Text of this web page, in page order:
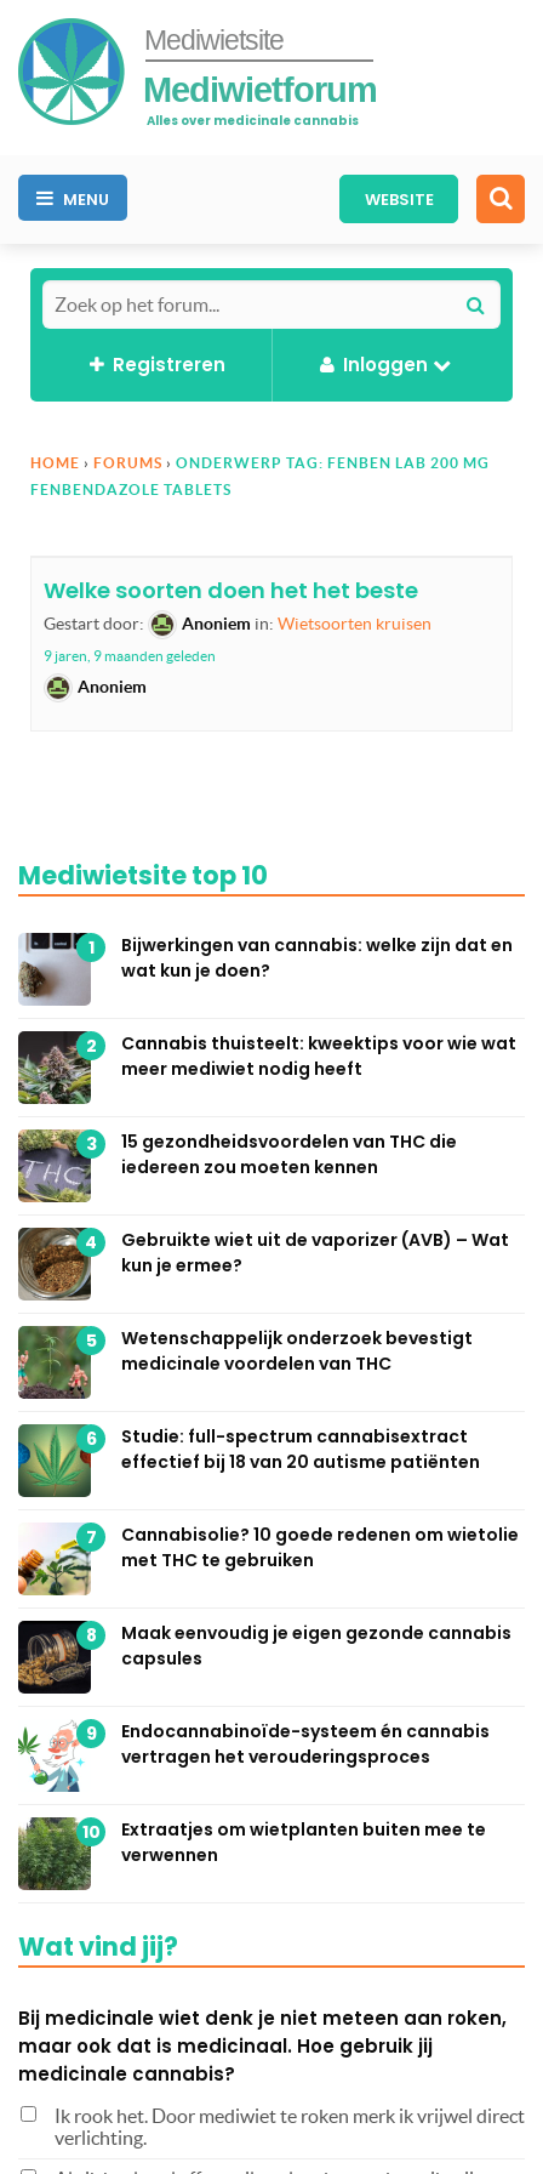
Mediwietsite
Mediwietforum
Alles over medicinale cannabis
MENU WEBSITE
Registreren Inloggen
HOME › FORUMS › ONDERWERP TAG: FENBEN LAB 200 MG
FENBENDAZOLE TABLETS
Welke soorten doen het het beste
Gestart door: Anoniem in: Wietsoorten kruisen
9 jaren, 9 maanden geleden
Anoniem
Mediwietsite top 10
1
Bijwerkingen van cannabis: welke zijn dat en
wat kun je doen?
2
Cannabis thuisteelt: kweektips voor wie wat
meer mediwiet nodig heeft
3
15 gezondheidsvoordelen van THC die
iedereen zou moeten kennen
4
Gebruikte wiet uit de vaporizer (AVB) – Wat
kun je ermee?
5
Wetenschappelijk onderzoek bevestigt
medicinale voordelen van THC
6
Studie: full-spectrum cannabisextract
effectief bij 18 van 20 autisme patiënten
7
Cannabisolie? 10 goede redenen om wietolie
met THC te gebruiken
8
Maak eenvoudig je eigen gezonde cannabis
capsules
9
Endocannabinoïde-systeem én cannabis
vertragen het verouderingsproces
10
Extraatjes om wietplanten buiten mee te
verwennen
Wat vind jij?
Bij medicinale wiet denk je niet meteen aan roken,
maar ook dat is medicinaal. Hoe gebruik jij
medicinale cannabis?
Ik rook het. Door mediwiet te roken merk ik vrijwel direct
verlichting.